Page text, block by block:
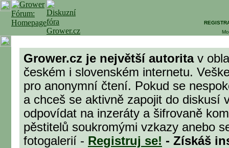
Grower.cz je největší autoritav
českém i slovenském internetu.
pro anonymní čtení. Pokud se
a chceš se aktivně zapojit do diskusí
odpovídat na inzeráty a šifrovaně
pěstitelů soukromými vzkazy anebo
fotogalerií - Registruj se! - Získáš